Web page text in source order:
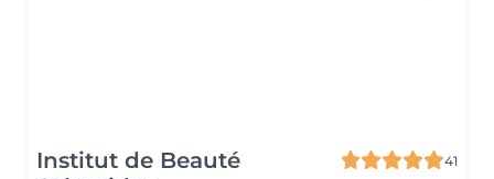
Institut de Beauté
41